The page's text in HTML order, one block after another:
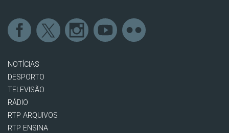
NOTÍCIAS
DESPORTO
TELEVISÃO
RÁDIO
RTP ARQUIVOS
RTP ENSINA